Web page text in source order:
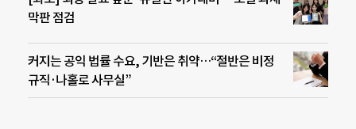
막판 점검
커지는 공익 법률 수요, 기반은 취약…“절반은 비정
규직·나홀로 사무실”